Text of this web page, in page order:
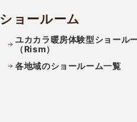
ショールーム
ユカカラ暖房体験型ショール
（Rism）
各地域のショールーム一覧